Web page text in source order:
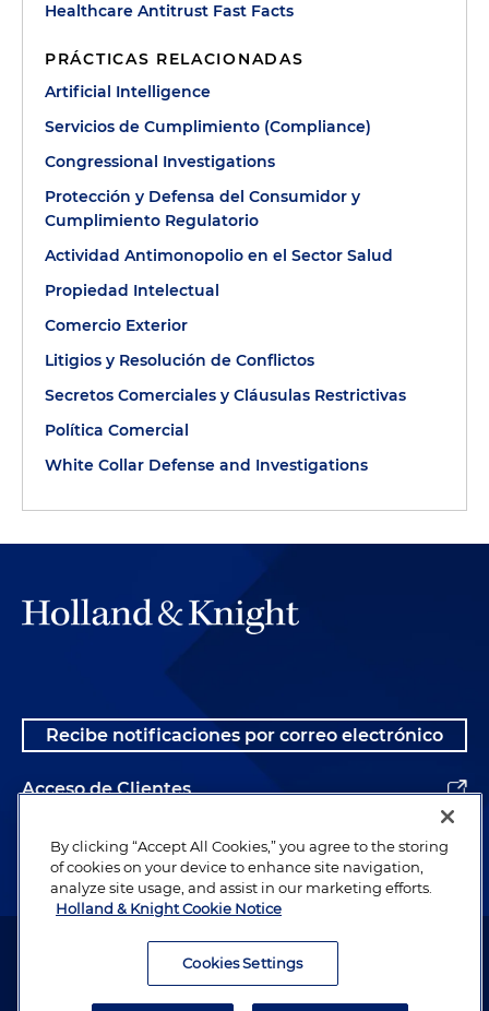
Healthcare Antitrust Fast Facts
PRÁCTICAS RELACIONADAS
Artificial Intelligence
Servicios de Cumplimiento (Compliance)
Congressional Investigations
Protección y Defensa del Consumidor y
Cumplimiento Regulatorio
Actividad Antimonopolio en el Sector Salud
Propiedad Intelectual
Comercio Exterior
Litigios y Resolución de Conflictos
Secretos Comerciales y Cláusulas Restrictivas
Política Comercial
White Collar Defense and Investigations
Recibe notificaciones por correo electrónico
Acceso de Clientes
Alumnos
Abogado publicitario. © 1996– 2026 Holland & Knight LLP. Todos los
By clicking “Accept All Cookies,” you agree to the storing
of cookies on your device to enhance site navigation,
analyze site usage, and assist in our marketing efforts.
Holland & Knight Cookie Notice
Cookies Settings